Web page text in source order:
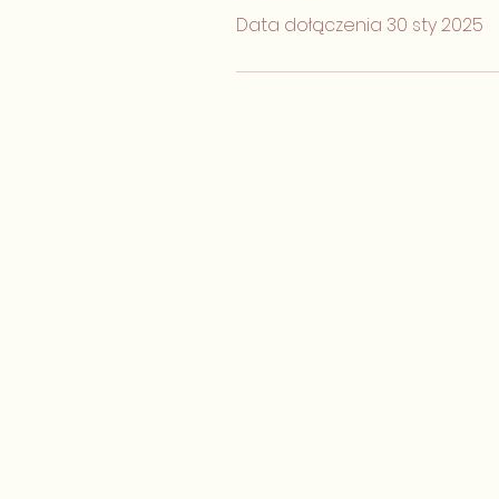
Data dołączenia 30 sty 2025